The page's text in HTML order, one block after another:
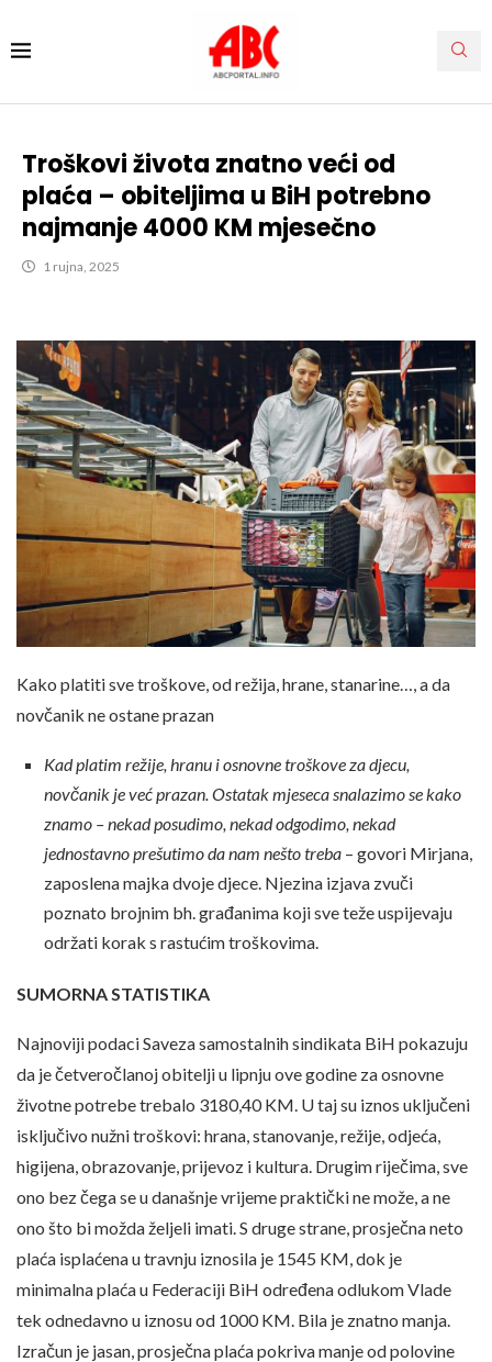
Troškovi života znatno veći od
plaća – obiteljima u BiH potrebno
najmanje 4000 KM mjesečno
1 rujna, 2025
Kako platiti sve troškove, od režija, hrane, stanarine…, a da
novčanik ne ostane prazan
Kad platim režije, hranu i osnovne troškove za djecu,
novčanik je već prazan. Ostatak mjeseca snalazimo se kako
znamo – nekad posudimo, nekad odgodimo, nekad
jednostavno prešutimo da nam nešto treba – govori Mirjana,
zaposlena majka dvoje djece. Njezina izjava zvuči
poznato brojnim bh. građanima koji sve teže uspijevaju
održati korak s rastućim troškovima.
SUMORNA STATISTIKA
Najnoviji podaci Saveza samostalnih sindikata BiH pokazuju
da je četveročlanoj obitelji u lipnju ove godine za osnovne
životne potrebe trebalo 3180,40 KM. U taj su iznos uključeni
isključivo nužni troškovi: hrana, stanovanje, režije, odjeća,
higijena, obrazovanje, prijevoz i kultura. Drugim riječima, sve
ono bez čega se u današnje vrijeme praktički ne može, a ne
ono što bi možda željeli imati. S druge strane, prosječna neto
plaća isplaćena u travnju iznosila je 1545 KM, dok je
minimalna plaća u Federaciji BiH određena odlukom Vlade
tek odnedavno u iznosu od 1000 KM. Bila je znatno manja.
Izračun je jasan, prosječna plaća pokriva manje od polovine